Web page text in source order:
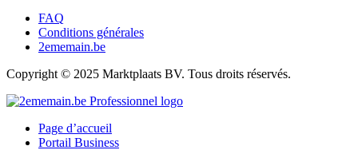
FAQ
Conditions générales
2ememain.be
Copyright © 2025 Marktplaats BV. Tous droits réservés.
Page d’accueil
Portail Business